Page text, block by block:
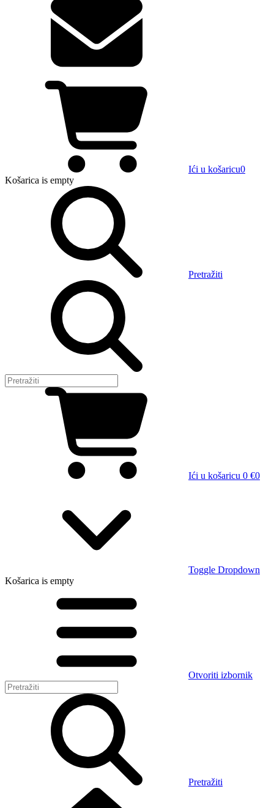
Ići u košaricu0
Košarica is empty
Pretražiti
Ići u košaricu 0 €0
Toggle Dropdown
Košarica is empty
Otvoriti izbornik
Pretražiti